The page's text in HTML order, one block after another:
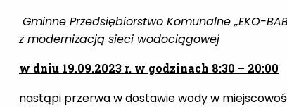
Gminne Przedsiębiorstwo Komunalne „EKO-
z modernizacją sieci wodociągowej
w dniu 19.09.2023 r. w godzinach 8:30 – 20:00
nastąpi przerwa w dostawie wody w